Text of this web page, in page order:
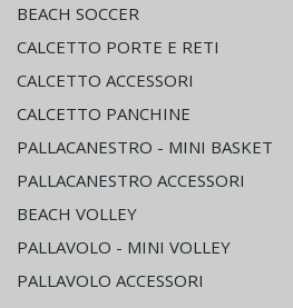
BEACH SOCCER
CALCETTO PORTE E RETI
CALCETTO ACCESSORI
CALCETTO PANCHINE
PALLACANESTRO - MINI BASKET
PALLACANESTRO ACCESSORI
BEACH VOLLEY
PALLAVOLO - MINI VOLLEY
PALLAVOLO ACCESSORI